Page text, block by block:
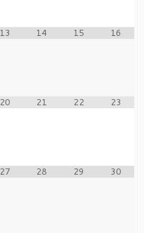
13 14 15 16
20 21 22 23
27 28 29 30